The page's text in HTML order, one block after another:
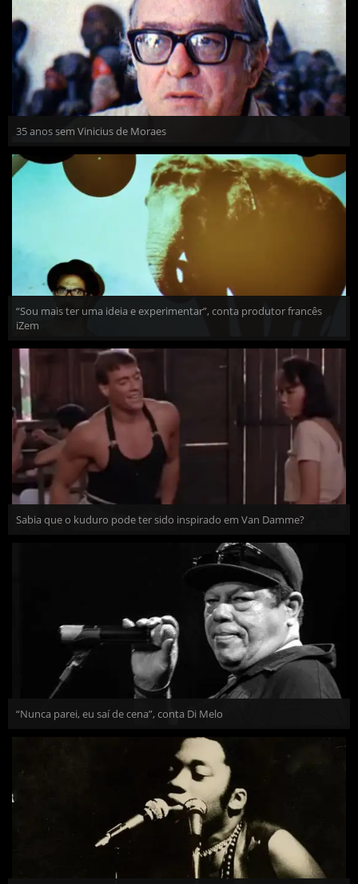
35 anos sem Vinicius de Moraes
“Sou mais ter uma ideia e experimentar”, conta produtor francês
iZem
Sabia que o kuduro pode ter sido inspirado em Van Damme?
“Nunca parei, eu saí de cena”, conta Di Melo